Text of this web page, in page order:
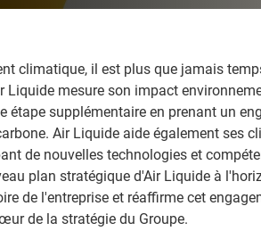
climatique, il est plus que jamais
Liquide mesure son impact
étape supplémentaire en prenant un
Air Liquide aide également ses
de nouvelles technologies et
plan stratégique d'Air Liquide à
de l'entreprise et réaffirme cet
de la stratégie du Groupe.